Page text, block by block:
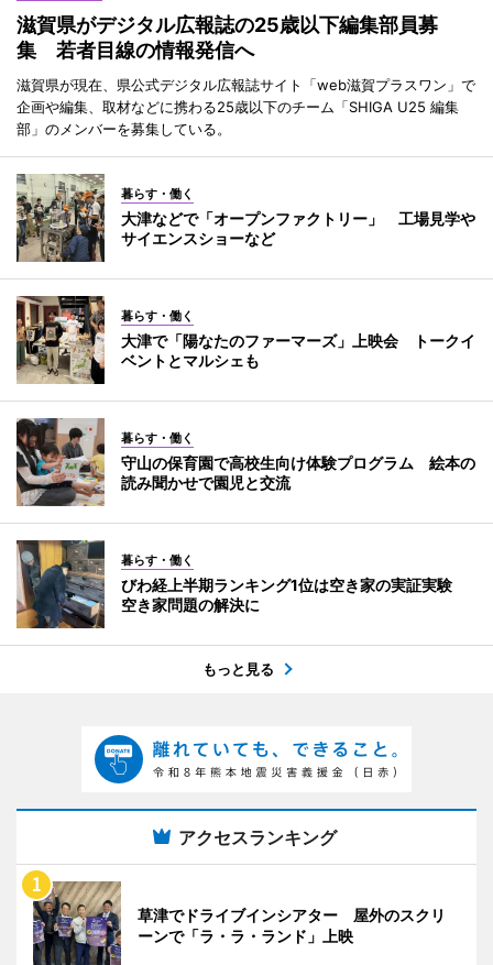
滋賀県がデジタル広報誌の25歳以下編集部員募
集 若者目線の情報発信へ
滋賀県が現在、県公式デジタル広報誌サイト「web滋賀プラスワン」で
企画や編集、取材などに携わる25歳以下のチーム「SHIGA U25 編集
部」のメンバーを募集している。
暮らす・働く
大津などで「オープンファクトリー」 工場見学や
サイエンスショーなど
暮らす・働く
大津で「陽なたのファーマーズ」上映会 トークイ
ベントとマルシェも
暮らす・働く
守山の保育園で高校生向け体験プログラム 絵本の
読み聞かせで園児と交流
暮らす・働く
びわ経上半期ランキング1位は空き家の実証実験
空き家問題の解決に
もっと見る
アクセスランキング
草津でドライブインシアター 屋外のスクリ
ーンで「ラ・ラ・ランド」上映